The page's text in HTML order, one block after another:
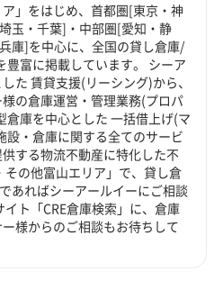
ア」をはじめ、首都圏[東京・神
玉・千葉]・中部圏[愛知・静
庫]を中心に、全国の貸し倉庫/
富に掲載しています。 シーア
た 賃貸支援(リーシング)から、
の倉庫運営・管理業務(プロパ
倉庫を中心とした 一括借上げ(マ
設・倉庫に関する全てのサービ
する物流不動産に特化した不
の他富山エリア」で、貸し倉
あればシーアールイーにご相談
ト「CRE倉庫検索」に、倉庫
様からのご相談もお待ちして